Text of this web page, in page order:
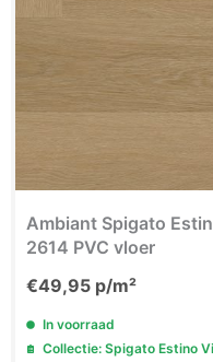
Ambiant Spigato
2614 PVC vloer
€49,95 p/m²
In voorraad
Collectie: Spigato Estino